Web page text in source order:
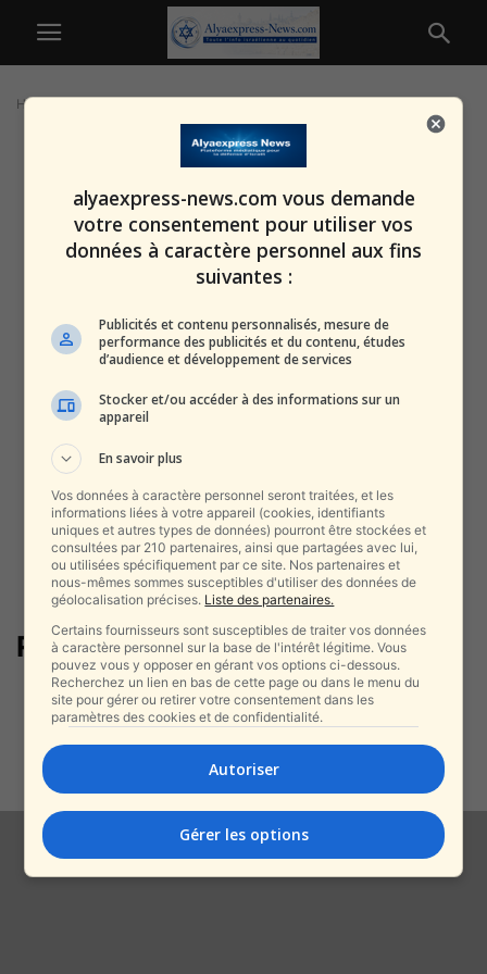
Home
Raan Guéouili
Gaza sous tutelle internationale
? L’Europe hésite, des soldats
étrangers évoqués,...
alxprss_sab - 19 décembre 2025
alyaexpress-news.com vous demande
votre consentement pour utiliser vos
données à caractère personnel aux fins
suivantes :
Publicités et contenu personnalisés, mesure de
performance des publicités et du contenu, études
d’audience et développement de services
Stocker et/ou accéder à des informations sur un
appareil
En savoir plus
Vos données à caractère personnel seront traitées, et les
informations liées à votre appareil (cookies, identifiants
uniques et autres types de données) pourront être stockées et
consultées par 210 partenaires, ainsi que partagées avec lui,
ou utilisées spécifiquement par ce site. Nos partenaires et
nous-mêmes sommes susceptibles d'utiliser des données de
géolocalisation précises. Liste des partenaires.
Certains fournisseurs sont susceptibles de traiter vos données
à caractère personnel sur la base de l'intérêt légitime. Vous
pouvez vous y opposer en gérant vos options ci-dessous.
Recherchez un lien en bas de cette page ou dans le menu du
site pour gérer ou retirer votre consentement dans les
paramètres des cookies et de confidentialité.
Autoriser
Gérer les options